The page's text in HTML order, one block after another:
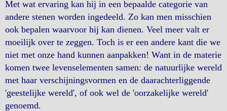
Met wat ervaring kan hij in een bepaalde categorie van
andere stenen worden ingedeeld. Zo kan men misschien
ook bepalen waarvoor hij kan dienen. Veel meer valt er
moeilijk over te zeggen. Toch is er een andere kant die we
niet met onze hand kunnen aanpakken! Want in de materie
komen twee levenselementen samen: de natuurlijke wereld
met haar verschijningsvormen en de daarachterliggende
'geestelijke wereld', of ook wel de 'oorzakelijke wereld'
genoemd.